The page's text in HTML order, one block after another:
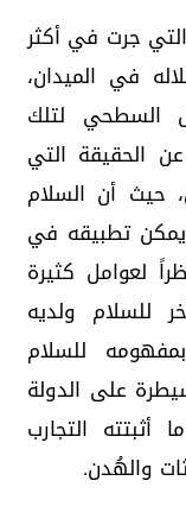
التي جرت في أكثر
في الميدان،
السطحي لتلك
الحقيقة التي
حيث أن السلام
تطبيقه في
لعوامل كثيرة
للسلام ولديه
للسلام
على الدولة
التجارب
والهُدن.